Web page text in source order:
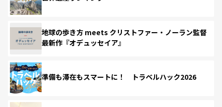
地球の歩き方 meets クリストファー・ノーラン監督
最新作『オデュッセイア』
準備も滞在もスマートに！ トラベルハック2026